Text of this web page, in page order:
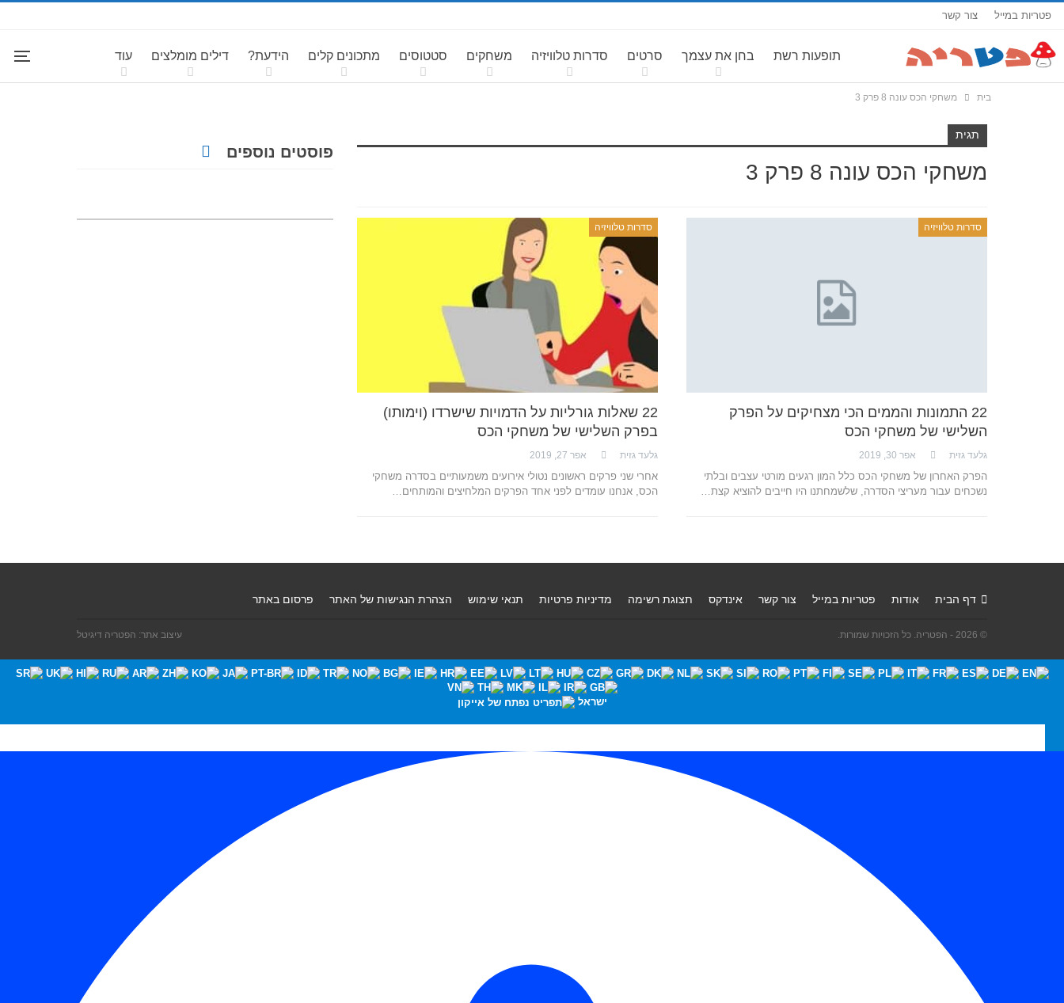
פטריות במייל צור קשר
תופעות רשת בחן את עצמך סרטים סדרות טלוויזיה משחקים סטטוסים מתכונים קלים הידעת? דילים מומלצים עוד
בית משחקי הכס עונה 8 פרק 3
תגית
משחקי הכס עונה 8 פרק 3
סדרות טלוויזיה
22 התמונות והממים הכי מצחיקים על הפרק
השלישי של משחקי הכס
גלעד גזית אפר 30, 2019
הפרק האחרון של משחקי הכס כלל המון רגעים מורטי עצבים ובלתי
נשכחים עבור מעריצי הסדרה, שלשמחתנו היו חייבים להוציא קצת…
סדרות טלוויזיה
22 שאלות גורליות על הדמויות שישרדו (וימותו)
בפרק השלישי של משחקי הכס
גלעד גזית אפר 27, 2019
אחרי שני פרקים ראשונים נטולי אירועים משמעותיים בסדרה משחקי
הכס, אנחנו עומדים לפני אחד הפרקים המלחיצים והמותחים…
פוסטים נוספים
דף הבית אודות פטריות במייל צור קשר אינדקס תצוגת רשימה מדיניות פרטיות תנאי שימוש הצהרת הנגישות של האתר פרסום באתר
© 2026 - הפטריה. כל הזכויות שמורות. עיצוב אתר: הפטריה דיגיטל
ישראל